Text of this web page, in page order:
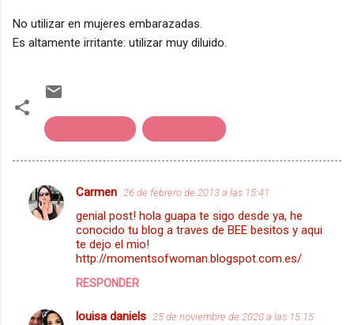
No utilizar en mujeres embarazadas.
Es altamente irritante: utilizar muy diluido.
C
Carmen 26 de febrero de 2013 a las 15:41
genial post! hola guapa te sigo desde ya, he
conocido tu blog a traves de BEE besitos y aqui
te dejo el mio!
http://momentsofwoman.blogspot.com.es/
RESPONDER
louisa daniels 25 de noviembre de 2020 a las 15:15